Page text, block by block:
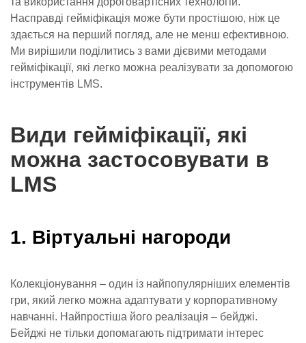
Насправді гейміфікація може бути простішою, ніж це
здається на перший погляд, але не менш ефективною.
Ми вирішили поділитись з вами дієвими методами
гейміфікації, які легко можна реалізувати за допомогою
інструментів LMS.
Види гейміфікації, які
можна застосовувати в
LMS
1. Віртуальні нагороди
Колекціонування – один із найпопулярніших елементів
гри, який легко можна адаптувати у корпоративному
навчанні. Найпростіша його реалізація – бейджі.
Бейджі не тільки допомагають підтримати інтерес